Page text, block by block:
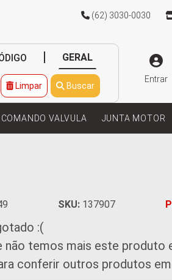
(62) 3030-0030
GERAL
Limpar Buscar
Entrar
COMANDO VALVULA JUNTA MOTOR
SKU: 137907
:(
não temos mais este produto
conferir outros produtos